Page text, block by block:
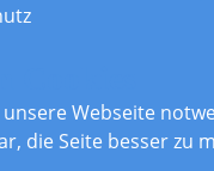
Webseite
die Seite besser zu